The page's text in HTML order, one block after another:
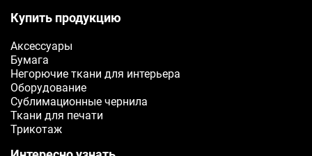
Купить продукцию
Аксессуары
Бумага
Негорючие ткани для интерьера
Оборудование
Сублимационные чернила
Ткани для печати
Трикотаж